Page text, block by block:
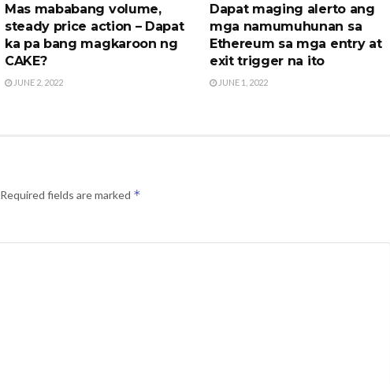
Mas mababang volume,
steady price action – Dapat
ka pa bang magkaroon ng
CAKE?
JUNE 2, 2022
Dapat maging alerto ang
mga namumuhunan sa
Ethereum sa mga entry at
exit trigger na ito
JUNE 1, 2022
Required fields are marked *